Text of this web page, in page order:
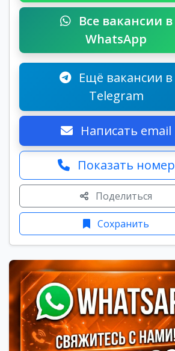
Все вакансии в
WhatsApp
Ещё вакансии в
Telegram
Написать email
Показать номер
Поделиться
Сохранить